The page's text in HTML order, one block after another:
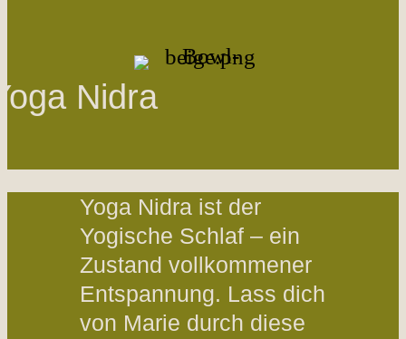
Nidra
Yoga Nidra ist der
Yogische Schlaf – ein
Zustand vollkommener
Entspannung. Lass dich
von Marie durch diese